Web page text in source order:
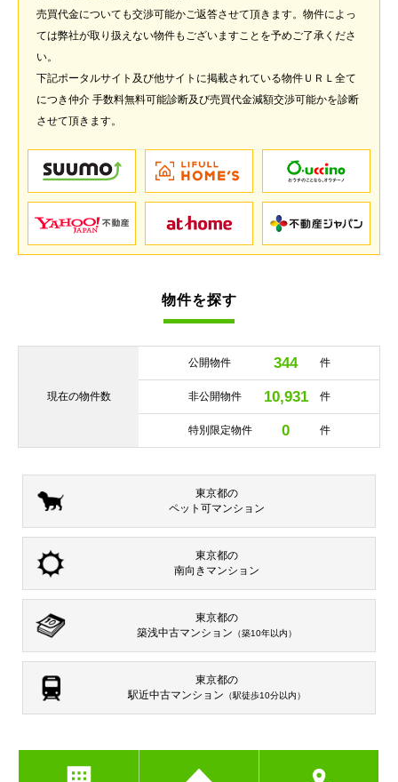
売買代金についても交渉可能かご返答させて頂きます。物件によっ
ては弊社が取り扱えない物件もございますことを予めご了承くださ
い。
下記ポータルサイト及び他サイトに掲載されている物件ＵＲＬ全て
につき仲介 手数料無料可能診断及び売買代金減額交渉可能かを診断
させて頂きます。
物件を探す
現在の物件数
公開物件 344 件
非公開物件 10,931 件
特別限定物件 0 件
東京都の
ペット可マンション
東京都の
南向き マンション
東京都の
築浅中古マンション （築10年以内）
東京都の
駅近中古マンション （駅徒歩10分以内）